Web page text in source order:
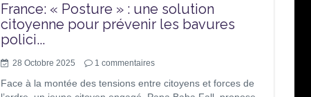
France: « Posture » : une solution
citoyenne pour prévenir les bavures
polici...
28 Octobre 2025 1 commentaires
Face à la montée des tensions entre citoyens et forces de